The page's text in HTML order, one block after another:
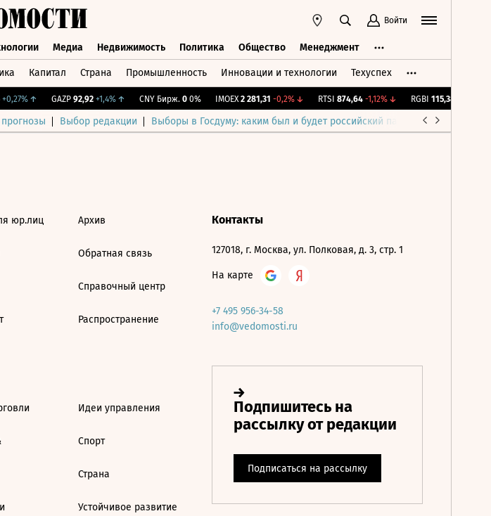
Войти
Медиа Недвижимость Политика Общество Менеджмент
Капитал Страна Промышленность Инновации и технологии Техуспех
↑ GAZP 92,92 +1,4%↑ CNY Бирж. 0 0% IMOEX 2 281,31 -0,2%↓ RTSI 874,64 -1,12%↓ RGBI 115,38
Выбор редакции Выборы в Госдуму: каким был и будет российский парламент
юр.лиц Архив
Обратная связь
Справочный центр
Распространение
Идеи управления
Спорт
Страна
Устойчивое развитие
Контакты
127018, г. Москва, ул. Полковая, д. 3, стр. 1
На карте
+7 495 956-34-58
info@vedomosti.ru